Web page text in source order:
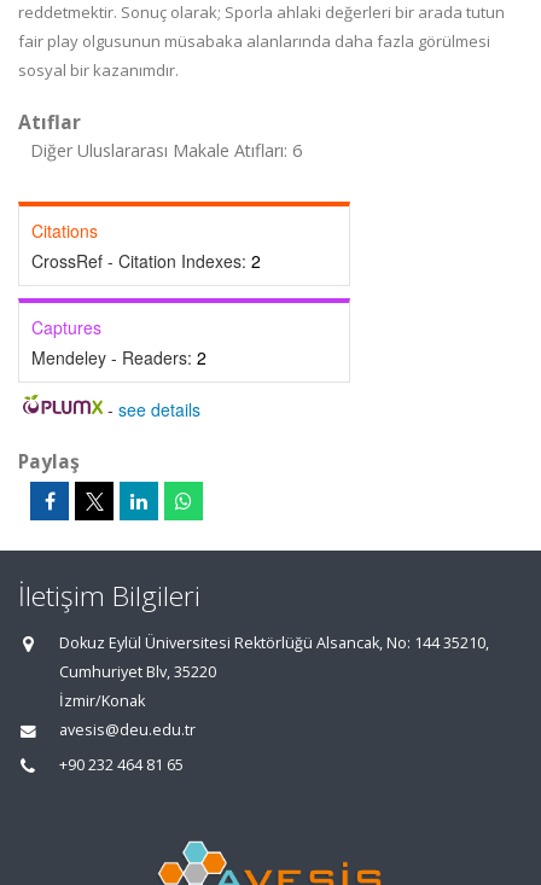
reddetmektir. Sonuç olarak; Sporla ahlaki değerleri bir arada tutun
fair play olgusunun müsabaka alanlarında daha fazla görülmesi
sosyal bir kazanımdır.
Atıflar
Diğer Uluslararası Makale Atıfları: 6
Citations
CrossRef - Citation Indexes: 2
Captures
Mendeley - Readers: 2
- see details
Paylaş
İletişim Bilgileri
Dokuz Eylül Üniversitesi Rektörlüğü Alsancak, No: 144 35210,
Cumhuriyet Blv, 35220
İzmir/Konak
avesis@deu.edu.tr
+90 232 464 81 65